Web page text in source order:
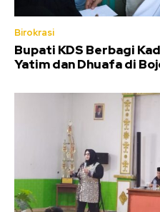
Birokrasi
Bupati KDS Berbagi
Yatim dan Dhuafa di